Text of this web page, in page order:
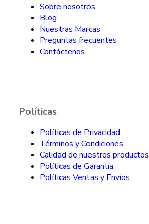
Sobre nosotros
Blog
Nuestras Marcas
Preguntas frecuentes
Contáctenos
Políticas
Políticas de Privacidad
Términos y Condiciones
Calidad de nuestros productos
Políticas de Garantía
Políticas Ventas y Envíos